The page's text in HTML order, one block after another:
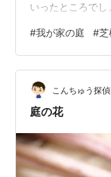
いったところでし
城壁とお濠（別名
暮夢林と言われ
岩山頂に一輪の芝
ングも危険、遭難
～～ンで撮影して
#我が家の庭 #芝
こんちゅう探
庭の花